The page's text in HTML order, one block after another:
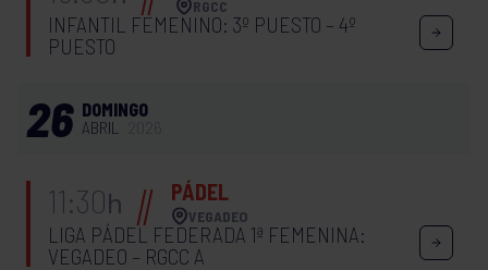
RGCC
INFANTIL FEMENINO: 3º PUESTO – 4º
PUESTO
26 DOMINGO
ABRIL
11:30h PÁDEL
VEGADEO
LIGA PÁDEL FEDERADA 1ª FEMENINA:
VEGADEO – RGCC A